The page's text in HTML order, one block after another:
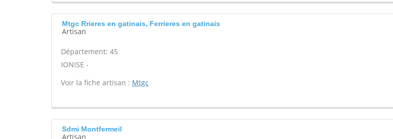
Mtgc Rrieres en gatinais, Ferrieres en gatinais
Artisan
Département: 45
IONISE -
Voir la fiche artisan : Mtgc
Sdmi Montfermeil
Artisan